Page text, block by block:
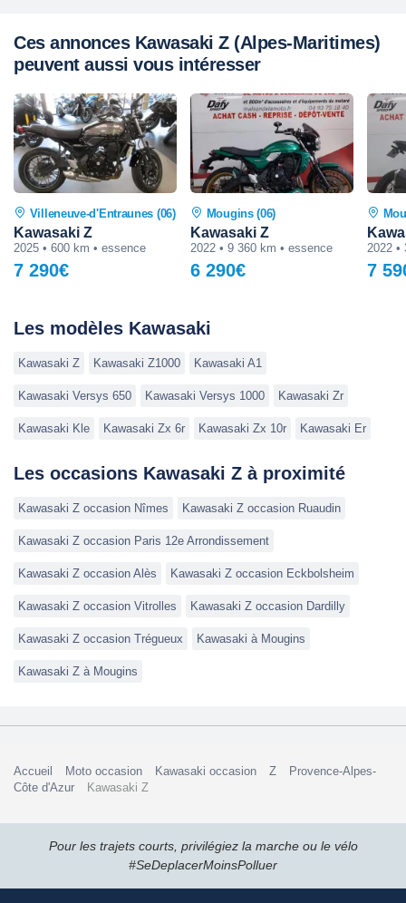
Ces annonces Kawasaki Z (Alpes-Maritimes)
peuvent aussi vous intéresser
Villeneuve-d'Entraunes (06)
Kawasaki Z
2025 • 600 km • essence
7 290€
Mougins (06)
Kawasaki Z
2022 • 9 360 km • essence
6 290€
2022 •
7
Les modèles Kawasaki
Kawasaki Z Kawasaki Z1000 Kawasaki A1
Kawasaki Versys 650 Kawasaki Versys 1000 Kawasaki Zr
Kawasaki Kle Kawasaki Zx 6r Kawasaki Zx 10r Kawasaki Er
Les occasions Kawasaki Z à proximité
Kawasaki Z occasion Nîmes Kawasaki Z occasion Ruaudin
Kawasaki Z occasion Paris 12e Arrondissement
Kawasaki Z occasion Alès Kawasaki Z occasion Eckbolsheim
Kawasaki Z occasion Vitrolles Kawasaki Z occasion Dardilly
Kawasaki Z occasion Trégueux Kawasaki à Mougins
Kawasaki Z à Mougins
Accueil Moto occasion Kawasaki occasion Z
Provence-Alpes-
Côte d'Azur
Kawasaki Z
Pour les trajets courts, privilégiez la marche ou le vélo
#SeDeplacerMoinsPolluer